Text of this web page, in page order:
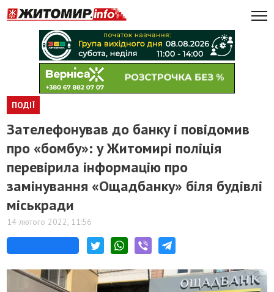
ПОДІЇ
​Зателефонував до банку і повідомив
про «бомбу»: у Житомирі поліція
перевірила інформацію про
замінування «Ощадбанку» біля будівлі
міськради
14 лютого 2022, 11:56